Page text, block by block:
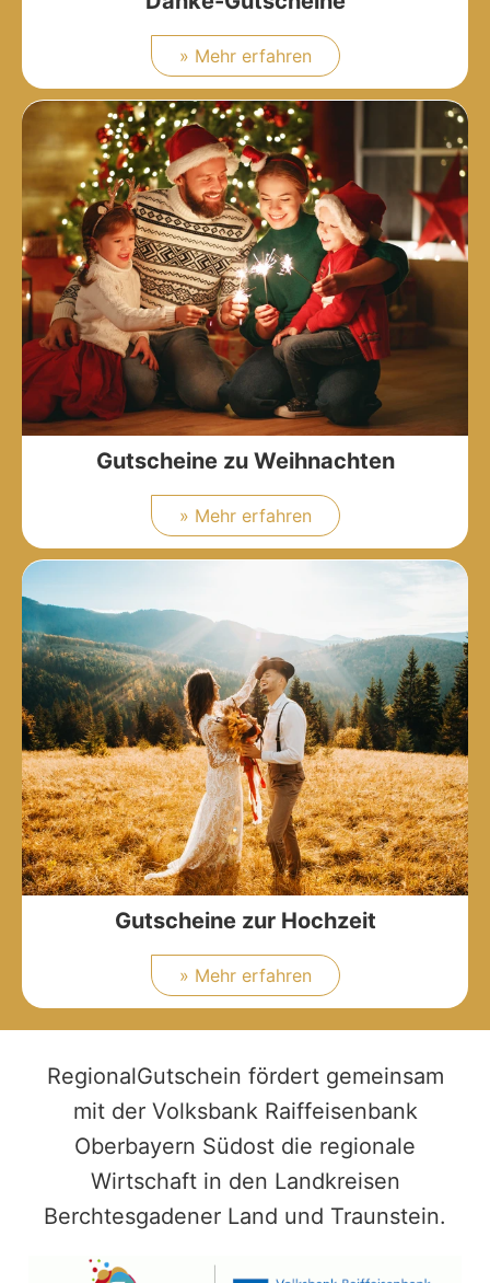
» Mehr erfahren
Gutscheine zu Weihnachten
» Mehr erfahren
Gutscheine zur Hochzeit
» Mehr erfahren
RegionalGutschein fördert gemeinsam
mit der Volksbank Raiffeisenbank
Oberbayern Südost die regionale
Wirtschaft in den Landkreisen
Berchtesgadener Land und Traunstein.